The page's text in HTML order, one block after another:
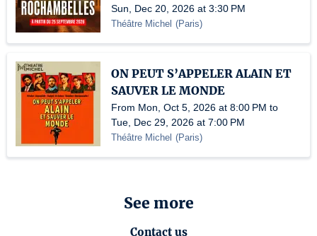
Sun, Dec 20, 2026 at 3:30 PM
Théâtre Michel (Paris)
ON PEUT S’APPELER ALAIN ET
SAUVER LE MONDE
From Mon, Oct 5, 2026 at 8:00 PM to
Tue, Dec 29, 2026 at 7:00 PM
Théâtre Michel (Paris)
See more
Contact us